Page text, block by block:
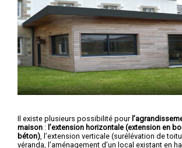
Il existe plusieurs possibilité pour
maison : l’extension horizontale (extension en
béton) , l’extension verticale (surélévation de
véranda, l’aménagement d’un local existant en